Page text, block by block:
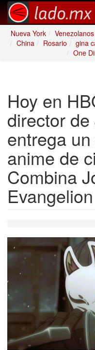
Nueva York
Venezolanos
China
Rosario gina
One
Hoy en
director
entrega
anime de
Combina
Evangelion